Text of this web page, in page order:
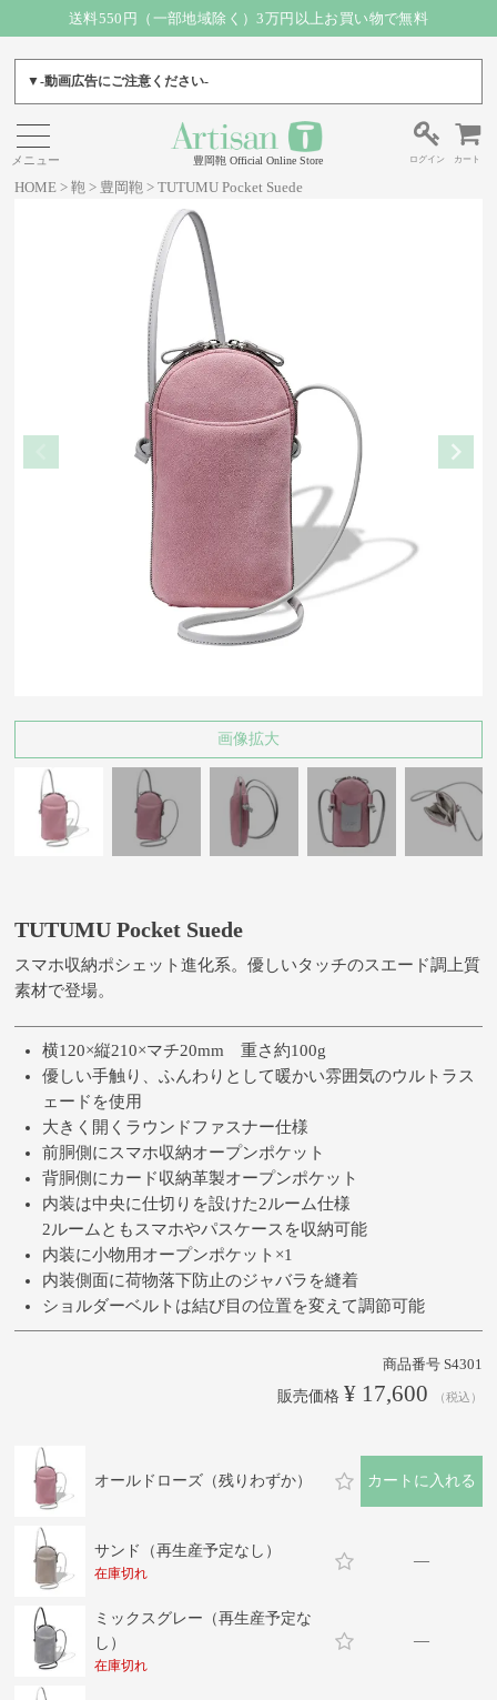
送料550円（一部地域除く）3万円以上お買い物で無料
▼-動画広告にご注意ください-
豊岡鞄 Official Online Store ログイン カート
HOME 鞄 豊岡鞄 TUTUMU Pocket Suede
画像拡大
TUTUMU Pocket Suede
スマホ収納ポシェット進化系。優しいタッチのスエード調上質
素材で登場。
横120×縦210×マチ20mm 重さ約100g
優しい手触り、ふんわりとして暖かい雰囲気のウルトラス
ェードを使用
大きく開くラウンドファスナー仕様
前胴側にスマホ収納オープンポケット
背胴側にカード収納革製オープンポケット
内装は中央に仕切りを設けた2ルーム仕様
2ルームともスマホやパスケースを収納可能
内装に小物用オープンポケット×1
内装側面に荷物落下防止のジャバラを縫着
ショルダーベルトは結び目の位置を変えて調節可能
商品番号 S4301
販売価格 ¥ 17,600 税込
オールドローズ（残りわずか） カートに入れる
サンド（再生産予定なし）
在庫切れ
—
ミックスグレー（再生産予定な
し）
在庫切れ
—